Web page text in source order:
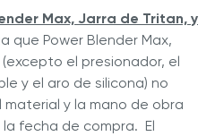
Max, Jarra de Tritan, y
que Power Blender Max,
el presionador, el
y el aro de silicona) no
y la mano de obra
fecha de compra. El